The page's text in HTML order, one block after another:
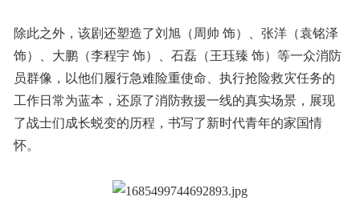
除此之外，该剧还塑造了刘旭（周帅 饰）、张洋（袁铭泽
饰）、大鹏（李程宇 饰）、石磊（王珏臻 饰）等一众消防
员群像，以他们履行急难险重使命、执行抢险救灾任务的
工作日常为蓝本，还原了消防救援一线的真实场景，展现
了战士们成长蜕变的历程，书写了新时代青年的家国情
怀。